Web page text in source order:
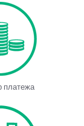
платежа